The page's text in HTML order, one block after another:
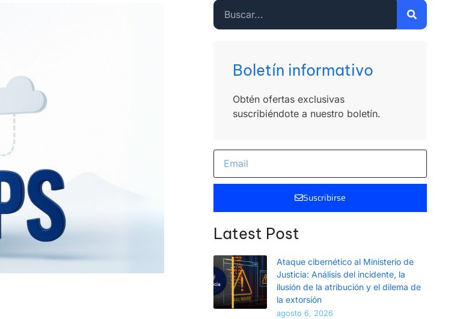
Boletín informativo
Obtén ofertas exclusivas
suscribiéndote a nuestro boletín.
Suscribirse
Latest Post
Ataque cibernético al Ministerio de
Justicia: Análisis del incidente, la
ilusión de la atribución y el dilema de
la extorsión
agosto 6, 2026